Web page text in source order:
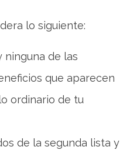
lo siguiente:
ninguna de las
que aparecen
ordinario de tu
de la segunda lista y